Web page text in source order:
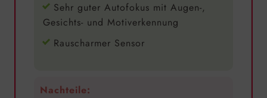
Sehr guter Autofokus mit Augen-,
Gesichts- und Motiverkennung
Rauscharmer Sensor
Nachteile: